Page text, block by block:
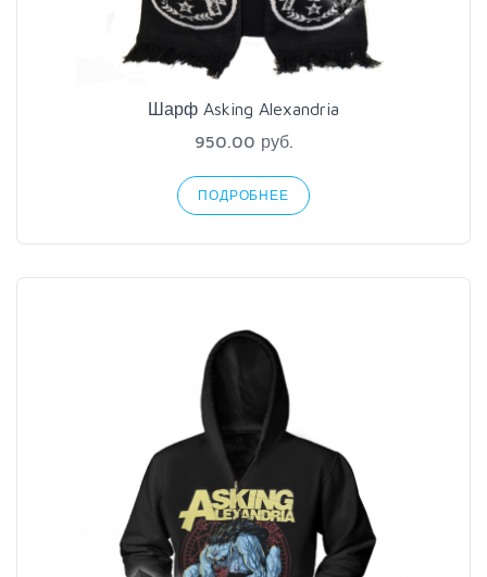
Шарф Asking Alexandria
950.00 руб.
ПОДРОБНЕЕ